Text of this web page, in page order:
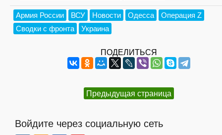
Армия России ВСУ Новости Одесса
Операция Z
Сводки с фронта
Украина
ПОДЕЛИТЬСЯ
Предыдущая страница
Войдите через социальную сеть